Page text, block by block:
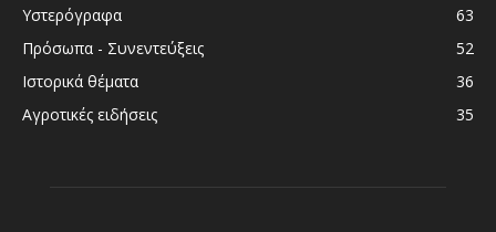
Υστερόγραφα
63
Πρόσωπα - Συνεντεύξεις
52
Ιστορικά θέματα
36
Αγροτικές ειδήσεις
35